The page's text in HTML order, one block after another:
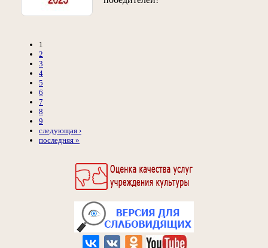
1
2
3
4
5
6
7
8
9
следующая ›
последняя »